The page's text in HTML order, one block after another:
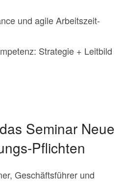
und agile Arbeitszeit-
Strategie + Leitbild
Seminar Neue
Pflichten
Geschäftsführer und